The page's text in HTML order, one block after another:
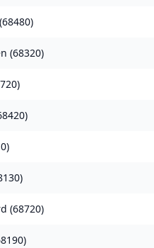
(68480)
(68320)
)
)
)
)
(68720)
)